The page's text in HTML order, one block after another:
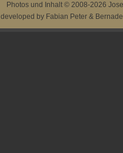
Photos und Inhalt © 2008-2026
developed by Fabian Peter &